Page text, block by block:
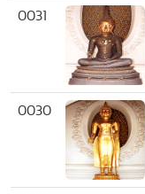
0031
0030